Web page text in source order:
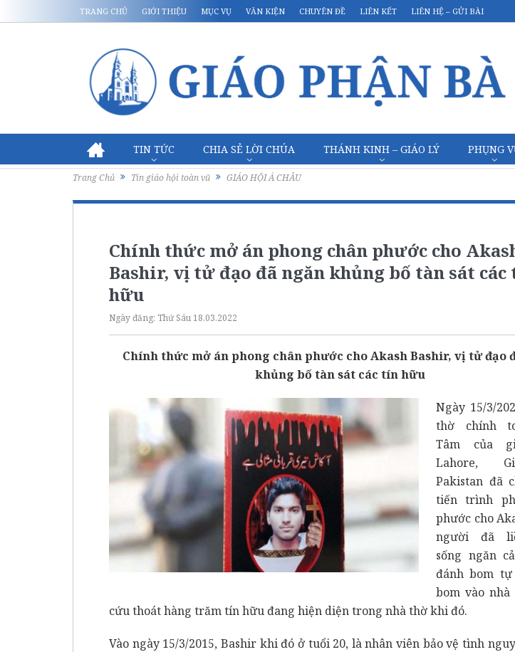
TRANG CHỦ GIỚI THIỆU MỤC VỤ VĂN KIỆN CHUYÊN ĐỀ LIÊN KẾT LIÊN HỆ – GỬI BÀI
TIN TỨC CHIA SẺ LỜI CHÚA THÁNH KINH – GIÁO LÝ PHỤNG
Trang Chủ Tin giáo hội toàn vũ GIÁO HỘI Á CHÂU
Chính thức mở án phong chân phước cho
Bashir, vị tử đạo đã ngăn khủng bố tàn sát
hữu
Ngày đăng: Thứ Sáu 18.03.2022
Chính thức mở án phong chân phước cho Akash Bashir, vị tử đạo
khủng bố tàn sát các tín hữu
Ngày 15/3/
thờ chính
Tâm của
Lahore,
Pakistan đã
tiến trình
phước cho
người đã
sống ngăn
đánh bom tự
bom vào
cứu thoát hàng trăm tín hữu đang hiện diện trong nhà thờ khi đó.
Vào ngày 15/3/2015, Bashir khi đó ở tuổi 20, là nhân viên bảo vệ tình